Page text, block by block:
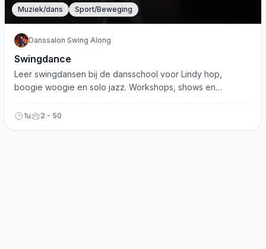
Muziek/dans Sport/Beweging
Danssalon Swing Along
Swingdance
Leer swingdansen bij de dansschool voor Lindy hop,
boogie woogie en solo jazz. Workshops, shows en
1u 2 - 50